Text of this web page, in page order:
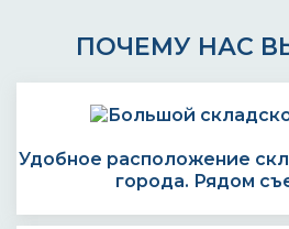
ПОЧЕМУ НАС
Удобное расположение
города. Рядом